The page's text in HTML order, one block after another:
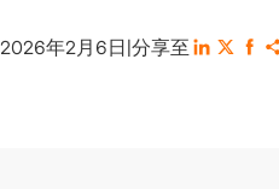
2026年2月6日|分享至